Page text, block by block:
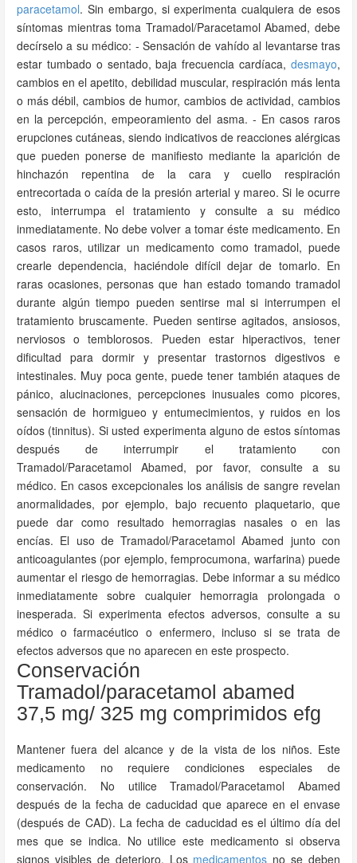
paracetamol. Sin embargo, si experimenta cualquiera de esos
síntomas mientras toma Tramadol/Paracetamol Abamed, debe
decírselo a su médico: - Sensación de vahído al levantarse tras
estar tumbado o sentado, baja frecuencia cardíaca, desmayo,
cambios en el apetito, debilidad muscular, respiración más lenta
o más débil, cambios de humor, cambios de actividad, cambios
en la percepción, empeoramiento del asma. - En casos raros
erupciones cutáneas, siendo indicativos de reacciones alérgicas
que pueden ponerse de manifiesto mediante la aparición de
hinchazón repentina de la cara y cuello respiración
entrecortada o caída de la presión arterial y mareo. Si le ocurre
esto, interrumpa el tratamiento y consulte a su médico
inmediatamente. No debe volver a tomar éste medicamento. En
casos raros, utilizar un medicamento como tramadol, puede
crearle dependencia, haciéndole difícil dejar de tomarlo. En
raras ocasiones, personas que han estado tomando tramadol
durante algún tiempo pueden sentirse mal si interrumpen el
tratamiento bruscamente. Pueden sentirse agitados, ansiosos,
nerviosos o temblorosos. Pueden estar hiperactivos, tener
dificultad para dormir y presentar trastornos digestivos e
intestinales. Muy poca gente, puede tener también ataques de
pánico, alucinaciones, percepciones inusuales como picores,
sensación de hormigueo y entumecimientos, y ruidos en los
oídos (tinnitus). Si usted experimenta alguno de estos síntomas
después de interrumpir el tratamiento con
Tramadol/Paracetamol Abamed, por favor, consulte a su
médico. En casos excepcionales los análisis de sangre revelan
anormalidades, por ejemplo, bajo recuento plaquetario, que
puede dar como resultado hemorragias nasales o en las
encías. El uso de Tramadol/Paracetamol Abamed junto con
anticoagulantes (por ejemplo, femprocumona, warfarina) puede
aumentar el riesgo de hemorragias. Debe informar a su médico
inmediatamente sobre cualquier hemorragia prolongada o
inesperada. Si experimenta efectos adversos, consulte a su
médico o farmacéutico o enfermero, incluso si se trata de
efectos adversos que no aparecen en este prospecto.
Conservación
Tramadol/paracetamol abamed
37,5 mg/ 325 mg comprimidos efg
Mantener fuera del alcance y de la vista de los niños. Este
medicamento no requiere condiciones especiales de
conservación. No utilice Tramadol/Paracetamol Abamed
después de la fecha de caducidad que aparece en el envase
(después de CAD). La fecha de caducidad es el último día del
mes que se indica. No utilice este medicamento si observa
signos visibles de deterioro. Los medicamentos no se deben